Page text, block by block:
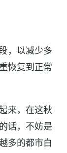
，以减少多
恢复到正常
来，在这秋
话，不妨是
多的都市白